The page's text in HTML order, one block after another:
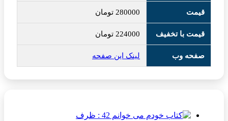
قیمت 280000 تومان
قیمت با تخفیف 224000 تومان
صفحه وب لینک این صفحه